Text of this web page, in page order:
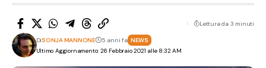
Ultimo Aggiornamento: 26 Febbraio 2021 alle 8:32 AM
DiSONJA MANNONE 5 anni fa NEWS
Lettura da 3 minuti